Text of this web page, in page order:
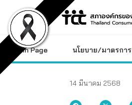
content
Main Page นโยบาย/มาตรการ
14 มีนาคม 2568